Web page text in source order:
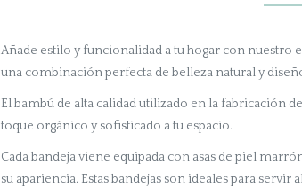
Añade estilo y funcionalidad a tu hogar con nuestro
una combinación perfecta de belleza natural y
El bambú de alta calidad utilizado en la fabricación
toque orgánico y sofisticado a tu espacio.
Cada bandeja viene equipada con asas de piel
su apariencia. Estas bandejas son ideales para